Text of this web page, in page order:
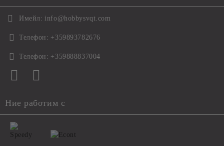
Имейл: info@hobbysvqt.com
Телефон: +359893782676
Телефон: +359888837004
Ние работим с